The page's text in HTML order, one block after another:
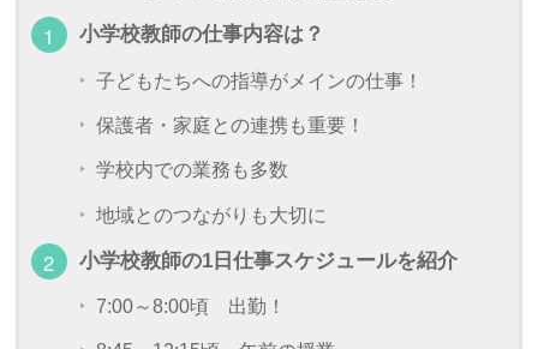
小学校教師の仕事内容は？
子どもたちへの指導がメインの仕事！
保護者・家庭との連携も重要！
学校内での業務も多数
地域とのつながりも大切に
小学校教師の1日仕事スケジュールを紹介
7:00～8:00頃 出勤！